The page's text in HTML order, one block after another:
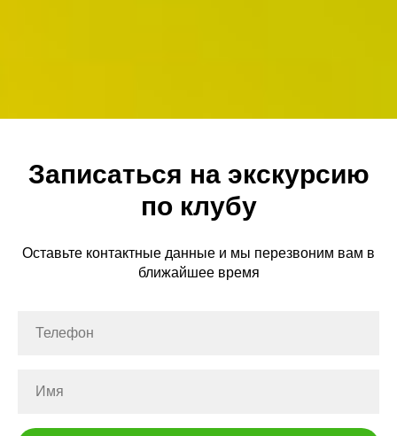
Записаться на экскурсию
по клубу
Оставьте контактные данные и мы перезвоним вам в
ближайшее время